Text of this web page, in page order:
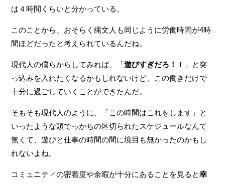
は４時間くらいと分かっている。
このことから、おそらく縄文人も同じように労働時間が4時
間ほどだったと考えられているんだね。
現代人の僕らからしてみれば、「遊びすぎだろ！！
」と突
っ込みを入れたくなるかもしれないけど、この働きだけで
十分に過ごしていくことができたんだ。
そもそも現代人のように、「この時間はこれをします」と
いったような頭でっかちの区切られたスケジュールなんて
無くて、遊びと仕事の時間の間に境目も無かったのかもし
れないよね。
コミュニティの密着度や余暇が十分にあることを見ると幸